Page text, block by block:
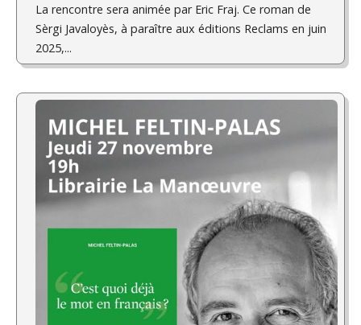
La rencontre sera animée par Eric Fraj. Ce roman de
Sèrgi Javaloyès, à paraître aux éditions Reclams en juin
2025,...